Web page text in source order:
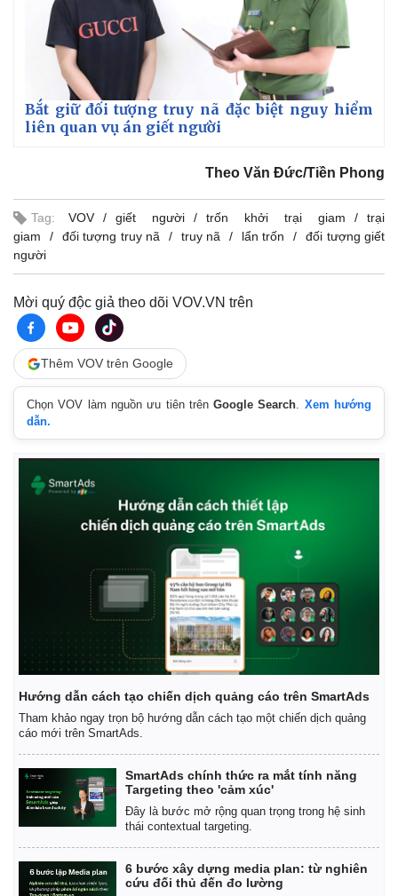
Bắt giữ đối tượng truy nã đặc biệt nguy hiểm
liên quan vụ án giết người
Theo Văn Đức/Tiền Phong
Tag: VOV giết người trốn khởi trại giam
trại
giam
đối tượng truy nã truy nã lẩn trốn
đối tượng giết
người
Mời quý độc giả theo dõi VOV.VN trên
Thêm VOV trên Google
Chọn VOV làm nguồn ưu tiên trênGoogle Search. Xem hướng
dẫn.
Hướng dẫn cách tạo chiến dịch quảng cáo trên SmartAds
Tham khảo ngay trọn bộ hướng dẫn cách tạo một chiến dịch quảng
cáo mới trên SmartAds.
SmartAds chính thức ra mắt tính năng
Targeting theo 'cảm xúc'
Đây là bước mở rộng quan trọng trong hệ sinh
thái contextual targeting.
6 bước xây dựng media plan: từ nghiên
cứu đối thủ đến đo lường